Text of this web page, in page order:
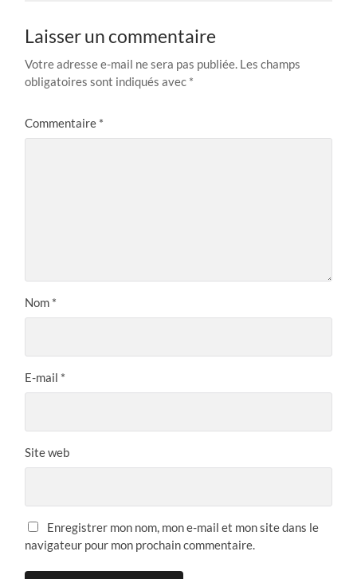
Laisser un commentaire
Votre adresse e-mail ne sera pas publiée. Les champs
obligatoires sont indiqués avec *
Commentaire *
Nom *
E-mail *
Site web
Enregistrer mon nom, mon e-mail et mon site dans le
navigateur pour mon prochain commentaire.